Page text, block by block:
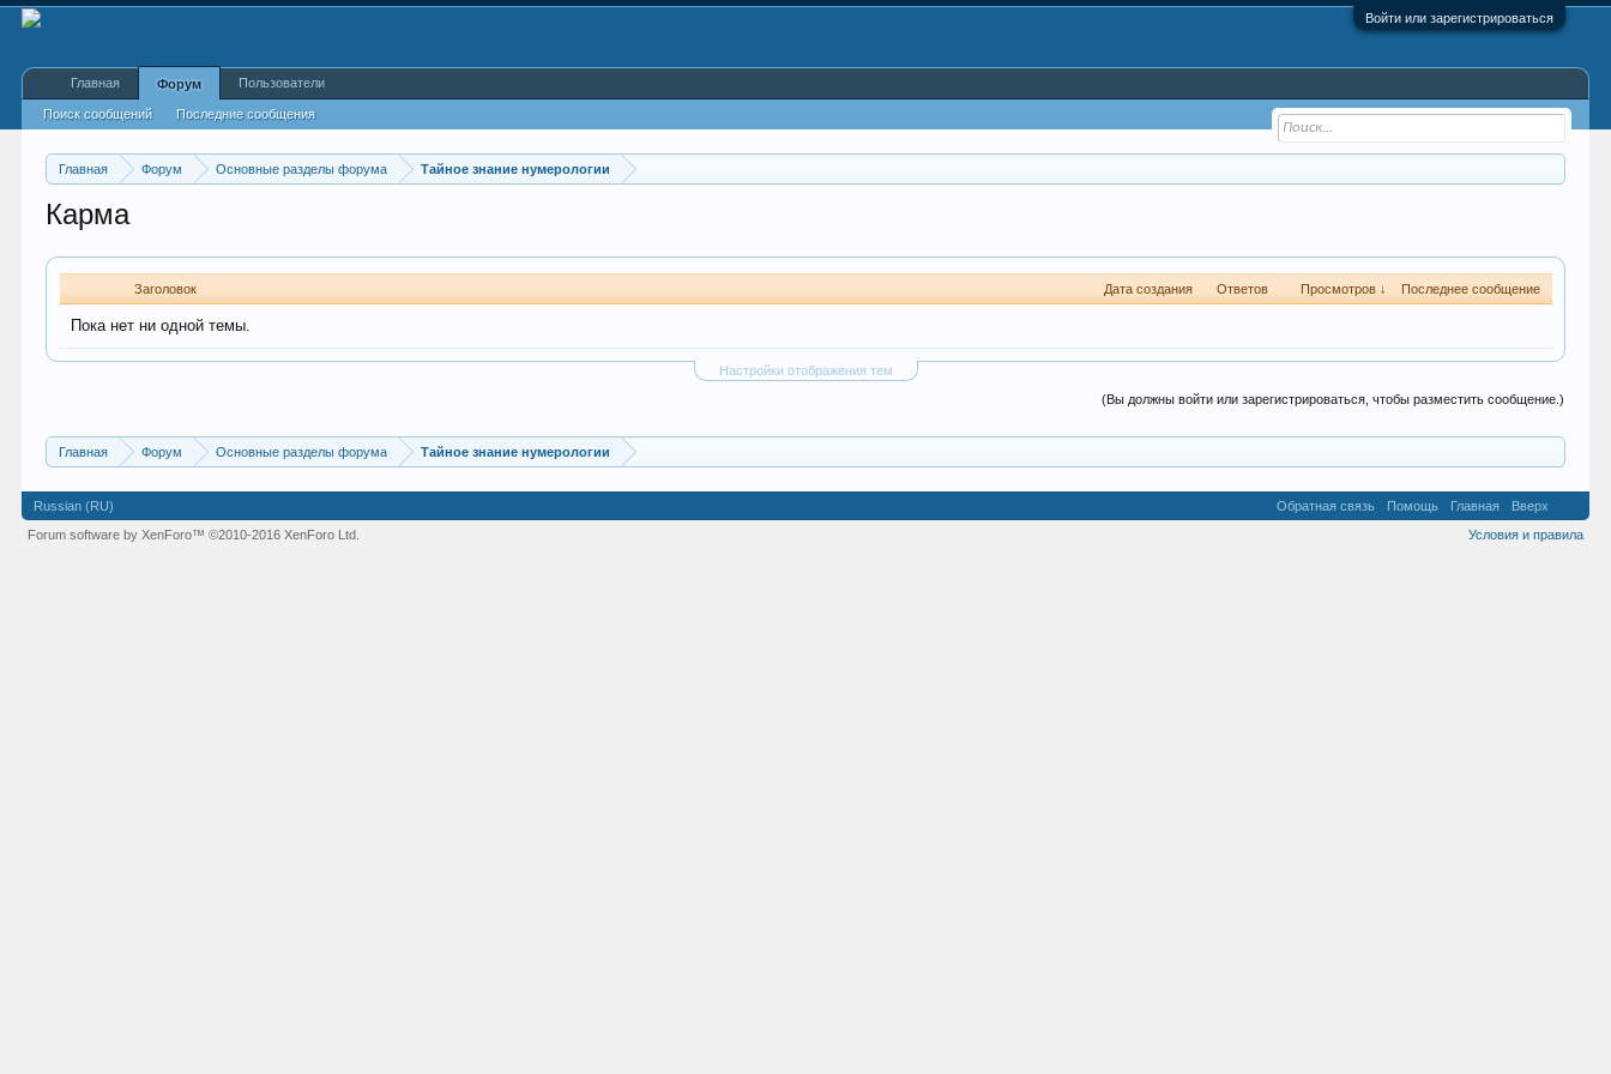
Войти или зарегистрироваться
Главная Форум Основные разделы форума Тайное знание нумерологии
Карма
Заголовок Дата создания Ответов Просмотров ↓ Последнее сообщение
Пока нет ни одной темы.
Настройки отображения тем
(Вы должны войти или зарегистрироваться, чтобы разместить сообщение.)
Главная Форум Основные разделы форума Тайное знание нумерологии
Главная Форум
Поиск сообщений Последние сообщения
Пользователи
Russian (RU) Обратная связь Помощь Главная
Вверх
Условия и правила
Forum software by XenForo™©2010-2016 XenForo Ltd.